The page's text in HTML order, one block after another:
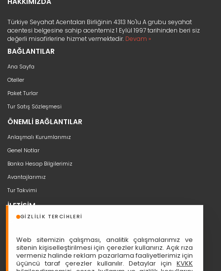
GIZLILIK TERCIHLERI
Web sitemizin çalışması, analitik çalışmalarımız ve
sitenin kişiselleştirilmesi için çerezler kullanırız. Açık rıza
vermeniz halinde reklam pazarlama faaliyetlerimiz için
üçüncü taraf çerezler kullanılır. Detaylar için KVKK
Türkiye Seyahat Acentaları Birliğinin 4313 No'lu A grubu seyahat
acentesi belgesine sahip acentemiz 1 Eylül 1997 tarihinden beri siz
değerli misafirlerine hizmet vermektedir. Devam »
BAĞLANTILAR
Ana Sayfa
Oteller
Paket Turlar
Tur Satış Sözleşmesi
ÖNEMLİ BAĞLANTILAR
Anlaşmalı Kurumlarımız
Genel Notlar
Banka Hesap Bilgilerimiz
Avantajlarımız
Tur Takvimi
İLETİŞİM
bilgi@seyahat53.com
Cumhuriyet, Sakarya Cd. Ali Nazmi İşhanı No:1/11, 06420 Çankaya